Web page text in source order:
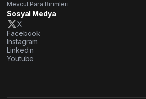
Mevcut Para Birimleri
Sosyal Medya
X
Facebook
Instagram
Linkedin
Youtube